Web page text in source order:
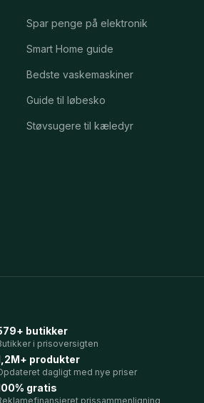
Spar penge på elektronik
Smart Home guide
Bedste vaskemaskiner
Guide til løbesko
Støvsugere til kæledyr
butikker
i prisoversigten
produkter
dagligt med nye priser
gratis
prissammenligning